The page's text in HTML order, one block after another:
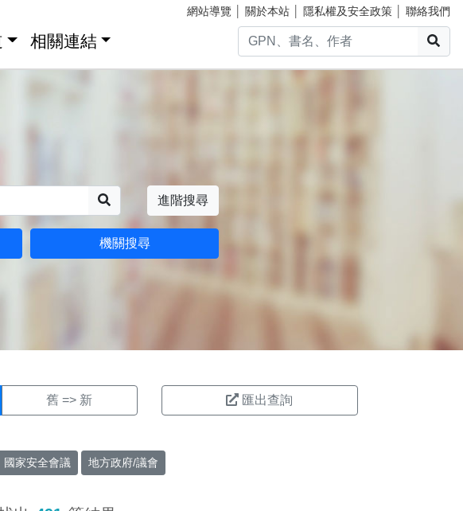
網站導覽 關於本站 隱私權及安全政策 聯絡我們
相關連結
進階搜尋
機關搜尋
舊 => 新 匯出查詢
國家安全會議 地方政府/議會